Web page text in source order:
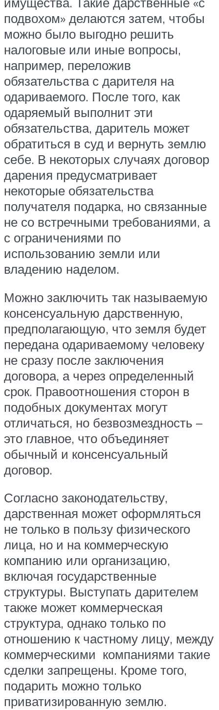
подвохом» делаются затем, чтобы
можно было выгодно решить
налоговые или иные вопросы,
например, переложив
обязательства с дарителя на
одариваемого. После того, как
одаряемый выполнит эти
обязательства, даритель может
обратиться в суд и вернуть землю
себе. В некоторых случаях договор
дарения предусматривает
некоторые обязательства
получателя подарка, но связанные
не со встречными требованиями, а
с ограничениями по
использованию земли или
владению наделом.
Можно заключить так называемую
консенсуальную дарственную,
предполагающую, что земля будет
передана одариваемому человеку
не сразу после заключения
договора, а через определенный
срок. Правоотношения сторон в
подобных документах могут
отличаться, но безвозмездность –
это главное, что объединяет
обычный и консенсуальный
договор.
Согласно законодательству,
дарственная может оформляться
не только в пользу физического
лица, но и на коммерческую
компанию или организацию,
включая государственные
структуры. Выступать дарителем
также может коммерческая
структура, однако только по
отношению к частному лицу, между
коммерческими компаниями такие
сделки запрещены. Кроме того,
подарить можно только
приватизированную землю.